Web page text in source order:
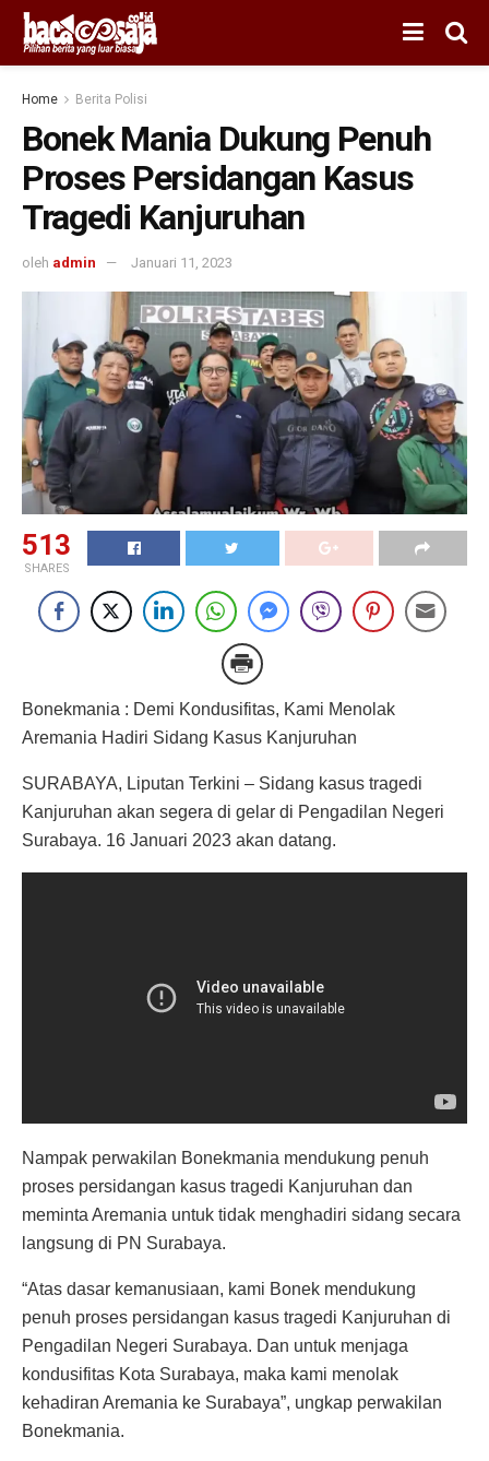
Home Berita Polisi
Bonek Mania Dukung Penuh
Proses Persidangan Kasus
Tragedi Kanjuruhan
oleh admin Januari 11, 2023
513
SHARES
Bonekmania : Demi Kondusifitas, Kami Menolak
Aremania Hadiri Sidang Kasus Kanjuruhan
SURABAYA, Liputan Terkini – Sidang kasus tragedi
Kanjuruhan akan segera di gelar di Pengadilan Negeri
Surabaya. 16 Januari 2023 akan datang.
Nampak perwakilan Bonekmania mendukung penuh
proses persidangan kasus tragedi Kanjuruhan dan
meminta Aremania untuk tidak menghadiri sidang secara
langsung di PN Surabaya.
“Atas dasar kemanusiaan, kami Bonek mendukung
penuh proses persidangan kasus tragedi Kanjuruhan di
Pengadilan Negeri Surabaya. Dan untuk menjaga
kondusifitas Kota Surabaya, maka kami menolak
kehadiran Aremania ke Surabaya”, ungkap perwakilan
Bonekmania.